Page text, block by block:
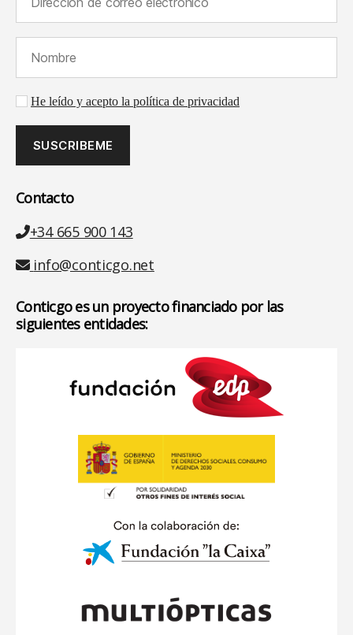
Aceptación de la política de privacidad
He leído y acepto la política de privacidad
Contacto
Teléfono
+34 665 900 143
Email
info@conticgo.net
Conticgo es un proyecto financiado por las
siguientes entidades: